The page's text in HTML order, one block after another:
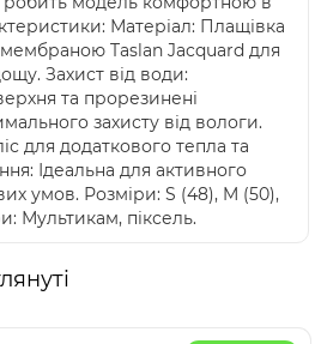
Матеріал: Плащівка
Taslan Jacquard для
Захист від води:
та прорезинені
захисту від вологи.
для додаткового тепла та
Ідеальна для активного
умов. Розміри: S (48), M (50),
Мультикам, піксель.